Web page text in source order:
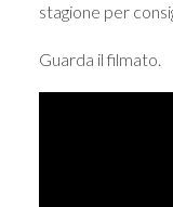
stagione per
Guarda il filmato.